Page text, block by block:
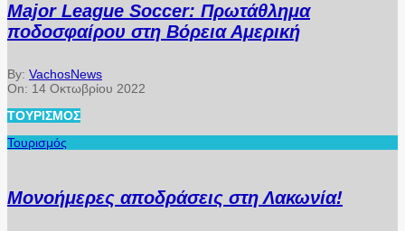
Major League Soccer: Πρωτάθλημα
ποδοσφαίρου στη Βόρεια Αμερική
By: VachosNews
On: 14 Οκτωβρίου 2022
ΤΟΥΡΙΣΜΌΣ
Τουρισμός
Μονοήμερες αποδράσεις στη Λακωνία!